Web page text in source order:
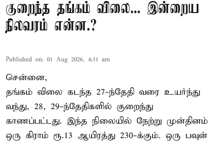
குறைந்த தங்கம் விலை... இன்றைய
நிலவரம் என்ன.?
Published on: 01 Aug 2026, 4:31 am
சென்னை,
தங்கம் விலை கடந்த 27-ந்தேதி வரை உயர்ந்து
வந்து, 28, 29-ந்தேதிகளில் குறைந்து
காணப்பட்டது. இந்த நிலையில் நேற்று முன்தினம்
ஒரு கிராம் ரூ.13 ஆயிரத்து 230-க்கும். ஒரு பவுன்